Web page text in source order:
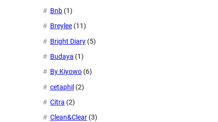
Bnb (1)
Breylee (11)
Bright Diary (5)
Budaya (1)
By Kiyowo (6)
cetaphil (2)
Citra (2)
Clean&Clear (3)